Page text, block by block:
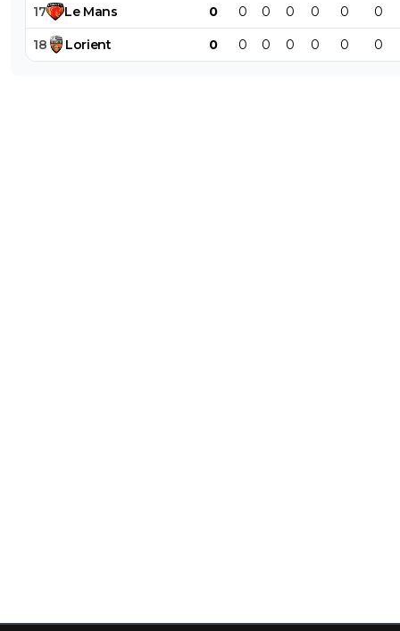
17 Le Mans 0 0 0 0 0 0 0
18 Lorient 0 0 0 0 0 0 0